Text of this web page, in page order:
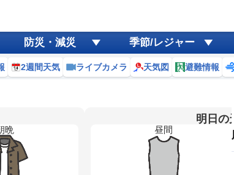
防災・減災 季節/レジャー
2週間天気 ライブカメラ 天気図 避難情報
晩
明日の
昼間